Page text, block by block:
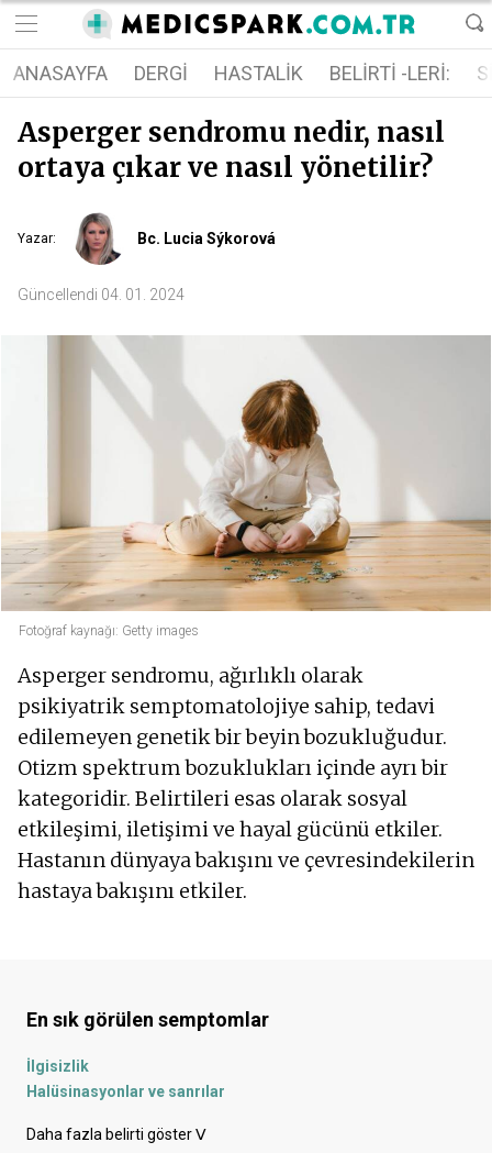
ANASAYFA DERGI HASTALIK BELIRTI -LERI:
Asperger sendromu nedir, nasıl
ortaya çıkar ve nasıl yönetilir?
Yazar: Bc. Lucia Sýkorová
Güncellendi 04. 01. 2024
Fotoğraf kaynağı: Getty images
Asperger sendromu, ağırlıklı olarak
psikiyatrik semptomatolojiye sahip, tedavi
edilemeyen genetik bir beyin bozukluğudur.
Otizm spektrum bozuklukları içinde ayrı bir
kategoridir. Belirtileri esas olarak sosyal
etkileşimi, iletişimi ve hayal gücünü etkiler.
Hastanın dünyaya bakışını ve çevresindekilerin
hastaya bakışını etkiler.
En sık görülen semptomlar
İlgisizlik
Halüsinasyonlar ve sanrılar
Paranoyak
Daha fazla belirti gösterᐯ